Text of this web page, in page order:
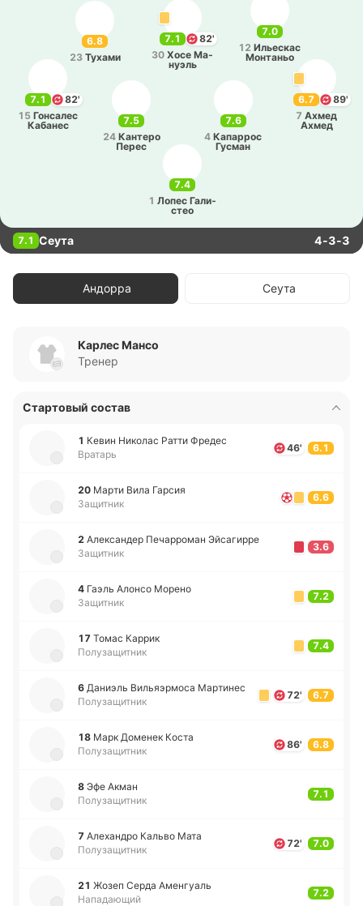
7.4
1 Лопес Га­ли­
стео
7.6
4 Ка­па­ррос
Гусман
6.7
89'
7 Ахмед
Ахмед
7.5
24 Ка­нте­ро
Перес
7.1
82'
15 Го­нса­лес
Ка­ба­нес
6.8
23 Тухами
7.0
12 Илье­скас
Мо­нта­ньо
7.1
82'
30 Хосе Ма­
нуэль
7.1 Сеута 4-3-3
Андорра Сеута
Карлес Мансо
Тренер
Стартовый состав
1 Кевин Ни­ко­лас Ратти Фредес
Вратарь
46' 6.1
20 Марти Вила Гарсия
Защитник
6.6
2 Але­кса­ндер Пе­ча­рро­ман Эй­са­ги­рре
Защитник
3.6
4 Гаэль Алонсо Морено
Защитник
7.2
17 Томас Каррик
Полузащитник
7.4
6 Да­ниэль Ви­льяэ­рмо­са Ма­рти­нес
Полузащитник
72' 6.7
18 Марк До­ме­нек Коста
Полузащитник
86' 6.8
8 Эфе Акман
Полузащитник
7.1
7 Але­ха­ндро Кальво Мата
Полузащитник
72' 7.0
21 Жозеп Серда Аме­нгуаль
Нападающий
7.2